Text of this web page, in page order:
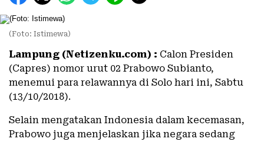
(Foto: Istimewa)
Lampung (Netizenku.com) : Calon Presiden
(Capres) nomor urut 02 Prabowo Subianto,
menemui para relawannya di Solo hari ini, Sabtu
(13/10/2018).
Selain mengatakan Indonesia dalam kecemasan,
Prabowo juga menjelaskan jika negara sedang